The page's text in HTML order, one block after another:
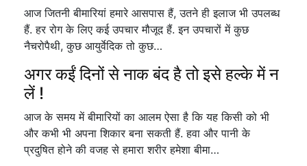
आज जितनी बीमारियां हमारे आसपास हैं, उतने ही इलाज भी उपलब्ध
हैं. हर रोग के लिए कई उपचार मौजूद हैं. इन उपचारों में कुछ
नैचरोपैथी, कुछ आयुर्वेदिक तो कुछ…
अगर कईं दिनों से नाक बंद है तो इसे हल्के में न
लें !
आज के समय में बीमारियों का आलम ऐसा है कि यह किसी को भी
और कभी भी अपना शिकार बना सकती हैं. हवा और पानी के
प्रदुषित होने की वजह से हमारा शरीर हमेशा बीमा…